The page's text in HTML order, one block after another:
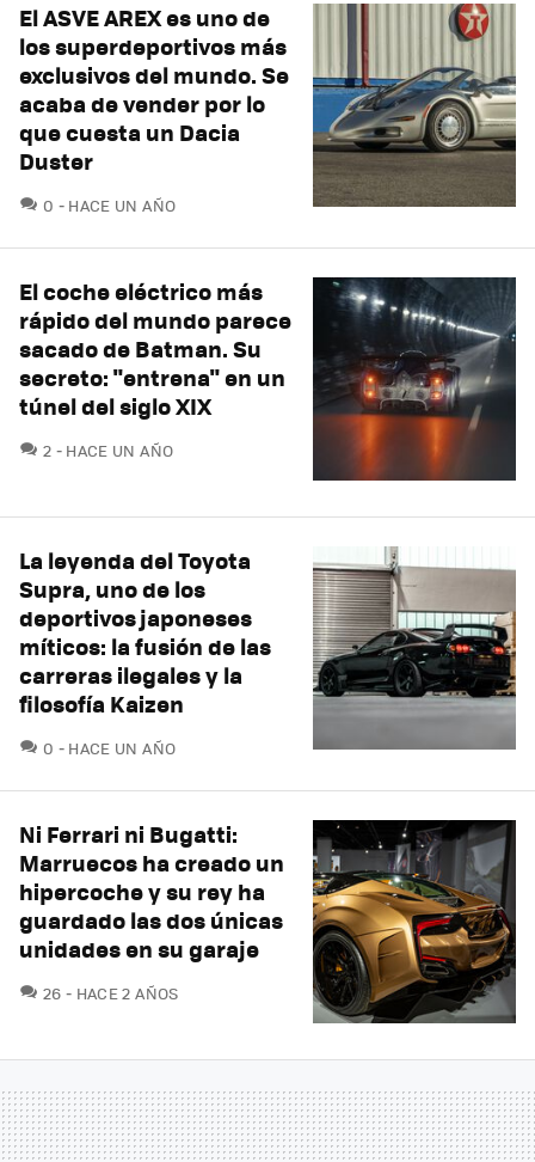
El ASVE AREX es uno de
los superdeportivos más
exclusivos del mundo. Se
acaba de vender por lo
que cuesta un Dacia
Duster
0 COMENTARIOS
HACE UN AÑO
El coche eléctrico más
rápido del mundo parece
sacado de Batman. Su
secreto: "entrena" en un
túnel del siglo XIX
2 COMENTARIOS
HACE UN AÑO
La leyenda del Toyota
Supra, uno de los
deportivos japoneses
míticos: la fusión de las
carreras ilegales y la
filosofía Kaizen
0 COMENTARIOS
HACE UN AÑO
Ni Ferrari ni Bugatti:
Marruecos ha creado un
hipercoche y su rey ha
guardado las dos únicas
unidades en su garaje
26 COMENTARIOS
HACE 2 AÑOS